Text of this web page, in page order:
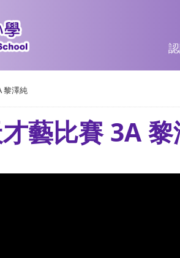
黎澤純
藝比賽 3A